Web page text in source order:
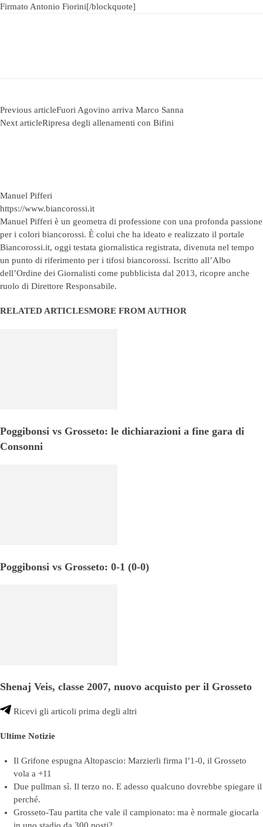
Firmato Antonio Fiorini[/blockquote]
Previous articleFuori Agovino arriva Marco Sanna
Next articleRipresa degli allenamenti con Bifini
Manuel Pifferi
https://www.biancorossi.it
Manuel Pifferi è un geometra di professione con una profonda passione
per i colori biancorossi. È colui che ha ideato e realizzato il portale
Biancorossi.it, oggi testata giornalistica registrata, divenuta nel tempo
un punto di riferimento per i tifosi biancorossi. Iscritto all’Albo
dell’Ordine dei Giornalisti come pubblicista dal 2013, ricopre anche
ruolo di Direttore Responsabile.
RELATED ARTICLESMORE FROM AUTHOR
Poggibonsi vs Grosseto: le dichiarazioni a fine gara di
Consonni
Poggibonsi vs Grosseto: 0-1 (0-0)
Shenaj Veis, classe 2007, nuovo acquisto per il Grosseto
Ricevi gli articoli prima degli altri
Ultime Notizie
Il Grifone espugna Altopascio: Marzierli firma l’1-0, il Grosseto
vola a +11
Due pullman sì. Il terzo no. E adesso qualcuno dovrebbe spiegare il
perché.
Grosseto-Tau partita che vale il campionato: ma è normale giocarla